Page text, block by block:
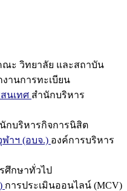
ณะ วิทยาลัย และสถาบัน
งานการทะเบียน
นเทศ สำนักบริหาร
กบริหารกิจการนิสิต
าฯ (อบจ.) องค์การบริหาร
ศึกษาทั่วไป
การประเมินออนไลน์ (MCV)